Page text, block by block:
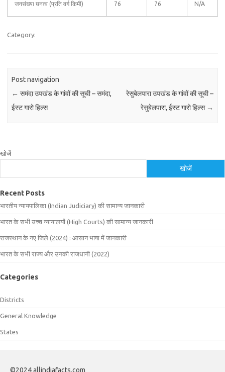
जनसंख्या घनत्व (प्रति वर्ग किमी) 76 76 N/A
Category:
Post navigation
← समंदा उपखंड के गांवों की सूची – समंदा,
ईस्ट गारो हिल्स
रेसुबेलपारा उपखंड के गांवों की सूची –
रेसुबेलपारा, ईस्ट गारो हिल्स →
खोजें
खोजें
Recent Posts
भारतीय न्यायपालिका (Indian Judiciary) की सामान्य जानकारी
भारत के सभी उच्च न्यायालयों (High Courts) की सामान्य जानकारी
राजस्थान के नए जिले (2024) : आसान भाषा में जानकारी
भारत के सभी राज्य और उनकी राजधानी (2022)
Categories
Districts
General Knowledge
States
©2024 allindiafacts.com